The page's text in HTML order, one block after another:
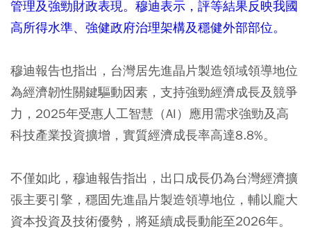
管理及強勁財政表現。穆迪表示，評等結果反映我國
高所得水準、強健政府治理架構及穩健外部部位。
穆迪報告也指出，台灣居先進晶片製造領域領導地位
為經濟韌性關鍵驅動因素，支持強勁經濟成長及競爭
力，2025年受惠人工智慧（AI）應用需求強勁及高
科技產業投資擴增，實質經濟成長率高達8.8%。
不僅如此，穆迪報告指出，出口成長仍為台灣經濟擴
張主要引擎，穩固先進晶片製造領導地位，輔以龐大
資本投資及技術優勢，將延續成長動能至2026年。